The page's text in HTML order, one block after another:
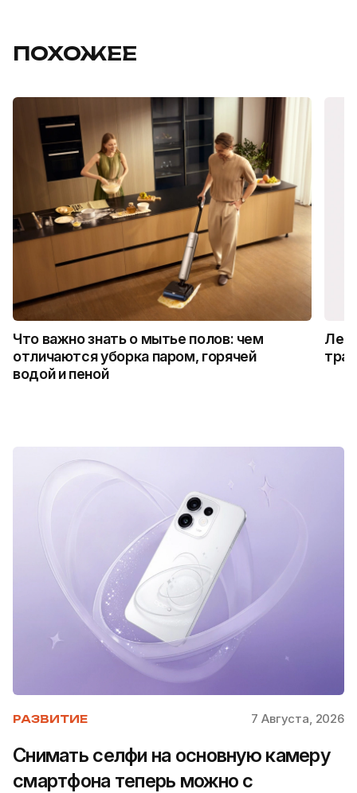
ПОХОЖЕЕ
Что важно знать о мытье полов: чем
отличаются уборка паром, горячей
водой и пеной
РАЗВИТИЕ 7 Августа, 2026
Снимать селфи на основную камеру
смартфона теперь можно с